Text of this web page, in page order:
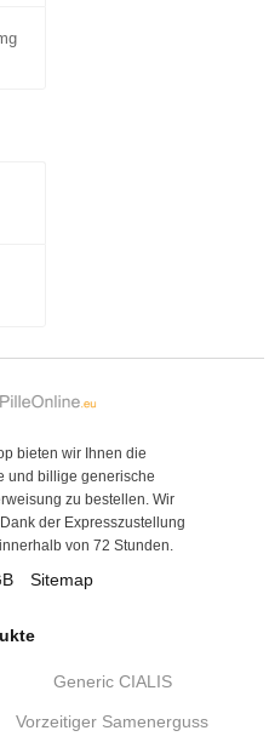
bieten wir Ihnen die
und billige generische
zu bestellen. Wir
der Expresszustellung
von 72 Stunden.
Sitemap
Generic CIALIS
Vorzeitiger Samenerguss